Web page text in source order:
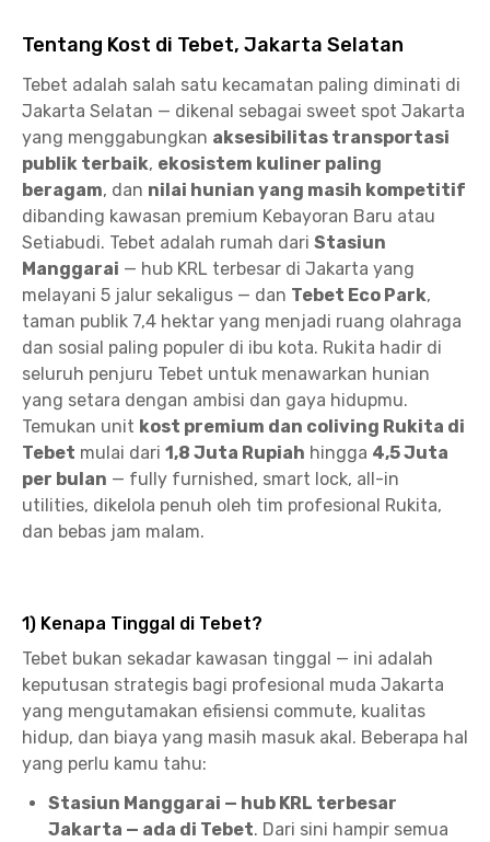
Tentang Kost di Tebet, Jakarta Selatan
Tebet adalah salah satu kecamatan paling diminati di
Jakarta Selatan — dikenal sebagai sweet spot Jakarta
yang menggabungkan aksesibilitas transportasi
publik terbaik, ekosistem kuliner paling
beragam, dan nilai hunian yang masih kompetitif
dibanding kawasan premium Kebayoran Baru atau
Setiabudi. Tebet adalah rumah dari Stasiun
Manggarai — hub KRL terbesar di Jakarta yang
melayani 5 jalur sekaligus — dan Tebet Eco Park,
taman publik 7,4 hektar yang menjadi ruang olahraga
dan sosial paling populer di ibu kota. Rukita hadir di
seluruh penjuru Tebet untuk menawarkan hunian
yang setara dengan ambisi dan gaya hidupmu.
Temukan unit kost premium dan coliving Rukita di
Tebet mulai dari 1,8 Juta Rupiah hingga 4,5 Juta
per bulan — fully furnished, smart lock, all-in
utilities, dikelola penuh oleh tim profesional Rukita,
dan bebas jam malam.
1) Kenapa Tinggal di Tebet?
Tebet bukan sekadar kawasan tinggal — ini adalah
keputusan strategis bagi profesional muda Jakarta
yang mengutamakan efisiensi commute, kualitas
hidup, dan biaya yang masih masuk akal. Beberapa hal
yang perlu kamu tahu:
Stasiun Manggarai — hub KRL terbesar
Jakarta — ada di Tebet. Dari sini hampir semua